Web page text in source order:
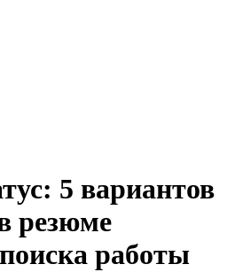
5 вариантов
резюме
работы